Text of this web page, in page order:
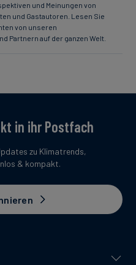
und Meinungen von
und Gastautoren. Lesen Sie
von unseren
Partnern auf der ganzen Welt.
in ihr Postfach
zu Klimatrends,
& kompakt.